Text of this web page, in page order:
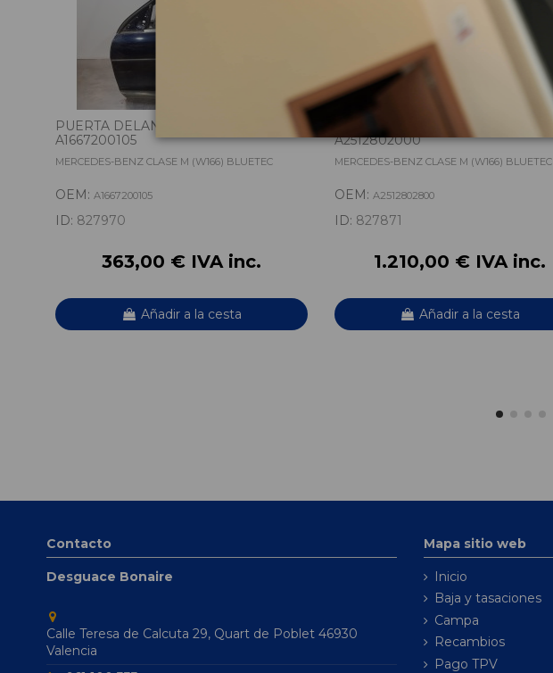
PUERTA DELANTERA IZQUIERDA
A1667200105
MERCEDES-BENZ CLASE M (W166) BLUETEC
OEM: A1667200105
ID: 827970
363,00 € IVA inc.
Añadir a la cesta
CAJA TRANSFER A2512802800
A2512802000
MERCEDES-BENZ CLASE M (W166) BLUETEC
OEM: A2512802800
ID: 827871
1.210,00 € IVA inc.
Añadir a la cesta
Contacto
Desguace Bonaire
Calle Teresa de Calcuta 29, Quart de Poblet 46930
Valencia
Mapa sitio web
Inicio
Baja y tasaciones
Campa
Recambios
Pago TPV